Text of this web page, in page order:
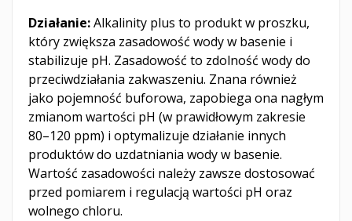
Działanie:Alkalinity plus to produkt w proszku,
który zwiększa zasadowość wody w basenie i
stabilizuje pH. Zasadowość to zdolność wody do
przeciwdziałania zakwaszeniu. Znana również
jako pojemność buforowa, zapobiega ona nagłym
zmianom wartości pH (w prawidłowym zakresie
80–120 ppm) i optymalizuje działanie innych
produktów do uzdatniania wody w basenie.
Wartość zasadowości należy zawsze dostosować
przed pomiarem i regulacją wartości pH oraz
wolnego chloru.